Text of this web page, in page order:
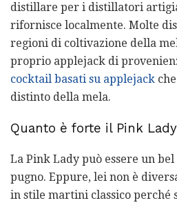
distillare per i distillatori
rifornisce localmente. Molte
regioni di coltivazione della
proprio applejack di
cocktail basati su applejack
distinto della mela.
Quanto è forte il Pink
La Pink Lady può essere un
pugno. Eppure, lei non è
in stile martini classico perché